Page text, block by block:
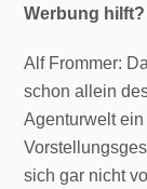
Werbung hilft?
Alf Frommer:
schon allein
Agenturwelt
sich gar nicht